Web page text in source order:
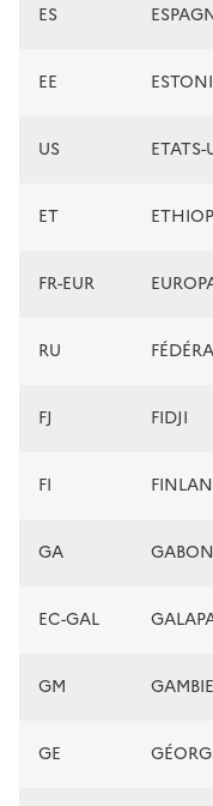
ES
EE
US
ET
FR-EUR
RU
FJ FIDJI
FI
GA GABON
EC-GAL
GM GAMBIE
GE